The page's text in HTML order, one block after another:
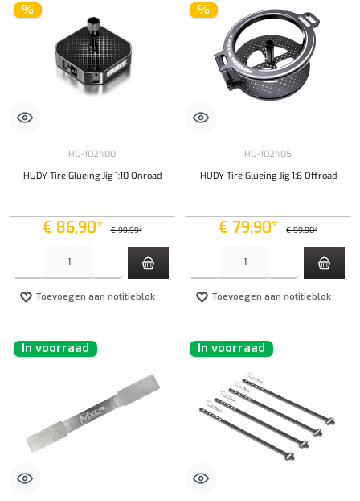
%
HU-102400
HUDY Tire Glueing Jig 1:10 Onroad
€ 86,90* € 99,99*
Toevoegen aan notitieblok
%
HU-102405
HUDY Tire Glueing Jig 1:8 Offroad
€ 79,90* € 99,90*
Toevoegen aan notitieblok
In voorraad In voorraad